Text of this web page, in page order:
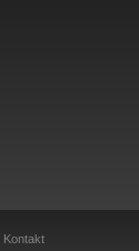
Kontakt